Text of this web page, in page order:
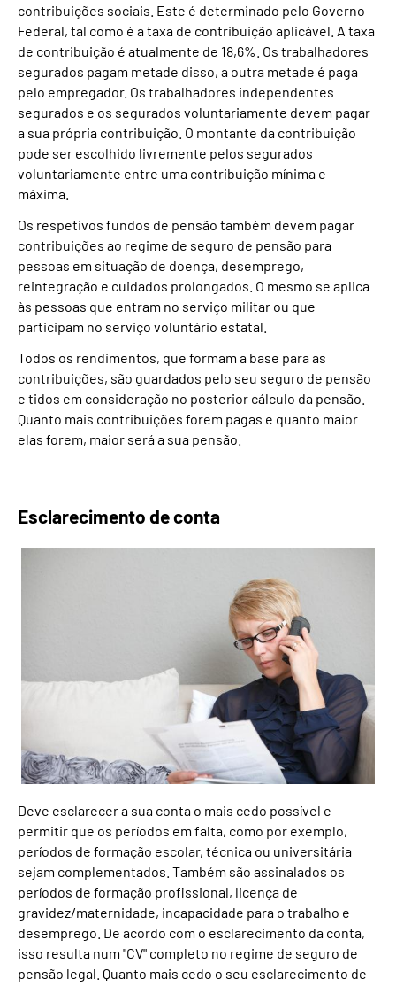
contribuições sociais. Este é determinado pelo Governo
Federal, tal como é a taxa de contribuição aplicável. A taxa
de contribuição é atualmente de 18,6%. Os trabalhadores
segurados pagam metade disso, a outra metade é paga
pelo empregador. Os trabalhadores independentes
segurados e os segurados voluntariamente devem pagar
a sua própria contribuição. O montante da contribuição
pode ser escolhido livremente pelos segurados
voluntariamente entre uma contribuição mínima e
máxima.
Os respetivos fundos de pensão também devem pagar
contribuições ao regime de seguro de pensão para
pessoas em situação de doença, desemprego,
reintegração e cuidados prolongados. O mesmo se aplica
às pessoas que entram no serviço militar ou que
participam no serviço voluntário estatal.
Todos os rendimentos, que formam a base para as
contribuições, são guardados pelo seu seguro de pensão
e tidos em consideração no posterior cálculo da pensão.
Quanto mais contribuições forem pagas e quanto maior
elas forem, maior será a sua pensão.
Esclarecimento de conta
Deve esclarecer a sua conta o mais cedo possível e
permitir que os períodos em falta, como por exemplo,
períodos de formação escolar, técnica ou universitária
sejam complementados. Também são assinalados os
períodos de formação profissional, licença de
gravidez/maternidade, incapacidade para o trabalho e
desemprego. De acordo com o esclarecimento da conta,
isso resulta num "CV" completo no regime de seguro de
pensão legal. Quanto mais cedo o seu esclarecimento de